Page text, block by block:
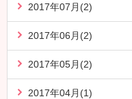
2017年07月(2)
2017年06月(2)
2017年05月(2)
2017年04月(1)